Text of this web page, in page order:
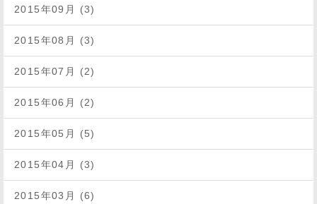
2015年09月 (3)
2015年08月 (3)
2015年07月 (2)
2015年06月 (2)
2015年05月 (5)
2015年04月 (3)
2015年03月 (6)